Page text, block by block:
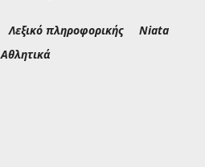
Λεξικό πληροφορικής
Niata
Αθλητικά